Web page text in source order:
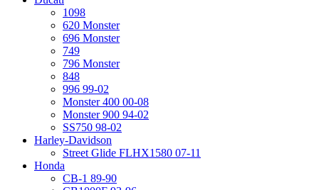
1098
620 Monster
696 Monster
749
796 Monster
848
996 99-02
Monster 400 00-08
Monster 900 94-02
SS750 98-02
Harley-Davidson
Street Glide FLHX1580 07-11
Honda
CB-1 89-90